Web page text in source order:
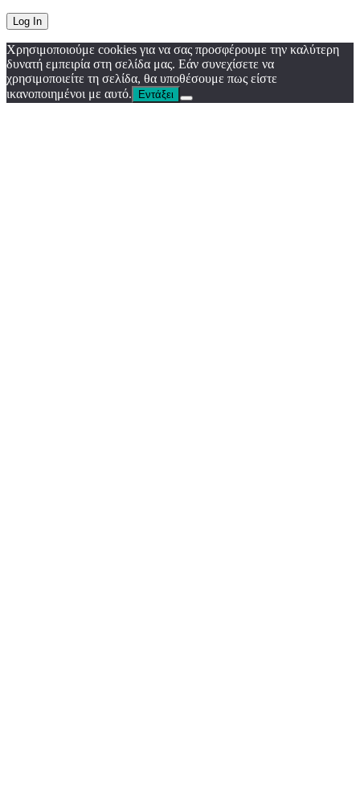
Χρησιμοποιούμε cookies για να σας προσφέρουμε την καλύτερη
δυνατή εμπειρία στη σελίδα μας. Εάν συνεχίσετε να
χρησιμοποιείτε τη σελίδα, θα υποθέσουμε πως είστε
ικανοποιημένοι με αυτό.
Εντάξει